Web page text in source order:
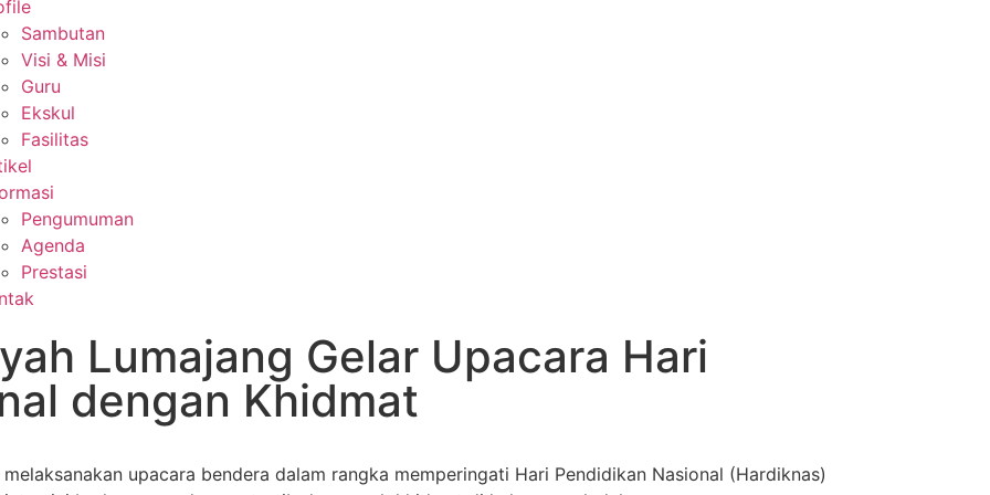
Sambutan
Visi & Misi
Guru
Ekskul
Fasilitas
Pengumuman
Agenda
Prestasi
Lumajang Gelar Upacara Hari
dengan Khidmat
upacara bendera dalam rangka memperingati Hari Pendidikan Nasional (Hardiknas)